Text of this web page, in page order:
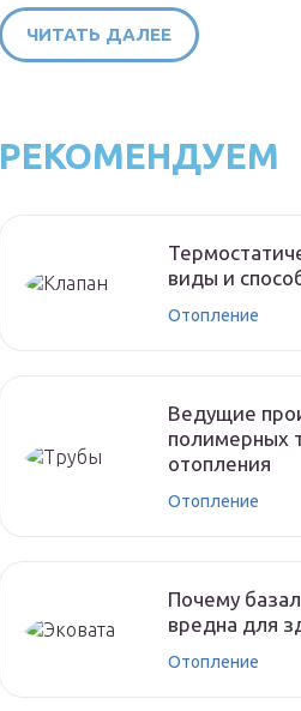
ЧИТАТЬ ДАЛЕЕ
РЕКОМЕНДУЕМ
виды и
Отопление
Ведущие
полимерных
отопления
Отопление
Почему
вредна для
Отопление